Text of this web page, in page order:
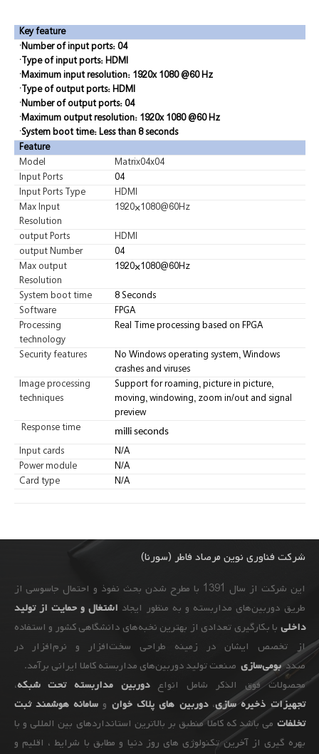
Key feature
·Number of input ports: 04
·Type of input ports: HDMI
·Maximum input resolution: 1920x 1080 @60 Hz
·Type of output ports: HDMI
·Number of output ports: 04
·Maximum output resolution: 1920x 1080 @60 Hz
·System boot time: Less than 8 seconds
Feature
Model
Matrix04x04
Input Ports
04
Input Ports Type
HDMI
Max Input
Resolution
1920×1080@60Hz
output Ports
HDMI
output Number
04
Max output
Resolution
1920×1080@60Hz
System boot time
8 Seconds
Software
FPGA
Processing
technology
Real Time processing based on FPGA
Security features
No Windows operating system, Windows
crashes and viruses
Image processing
techniques
Support for roaming, picture in picture,
moving, windowing, zoom in/out and signal
preview
Response time
milli seconds
Input cards
N/A
Power module
N/A
Card type
N/A
شرکت فناوری نوین مرصاد فاطر (سورنا)
این شرکت از سال 1391 با مطرح شدن بحث نفوذ و احتمال جاسوسی از
طریق دوربین‌های مداربسته و به ‌منظور ایجاد اشتغال و حمایت از تولید
داخلی با بکارگیری تعدادی از بهترین نخبه‌های دانشگاهی کشور و استفاده
از تخصص ایشان در زمینه طراحی سخت‌افزار و نرم‌افزار در
صددبومی‌سازی صنعت تولید دوربین‌های مداربسته کاملا ایرانی برآمد.
محصولات فوق الذکر شامل انواع دوربین مداربسته تحت شبکه،
تجهیزات ذخیره سازی، دوربین های پلاک خوان وسامانه هوشمند ثبت
تخلفات می باشد که کاملا منطبق بر بالاترین استانداردهای بین المللی و با
بهره گیری از آخرین تکنولوژی های روز دنیا و مطابق با شرایط ، اقلیم و